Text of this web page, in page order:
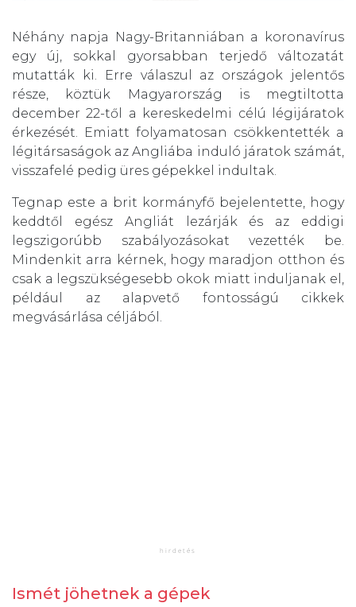
Néhány napja Nagy-Britanniában a koronavírus
egy új, sokkal gyorsabban terjedő változatát
mutatták ki. Erre válaszul az országok jelentős
része, köztük Magyarország is megtiltotta
december 22-től a kereskedelmi célú légijáratok
érkezését. Emiatt folyamatosan csökkentették a
légitársaságok az Angliába induló járatok számát,
visszafelé pedig üres gépekkel indultak.
Tegnap este a brit kormányfő bejelentette, hogy
keddtől egész Angliát lezárják és az eddigi
legszigorúbb szabályozásokat vezették be.
Mindenkit arra kérnek, hogy maradjon otthon és
csak a legszükségesebb okok miatt induljanak el,
például az alapvető fontosságú cikkek
megvásárlása céljából.
Ismét jöhetnek a gépek